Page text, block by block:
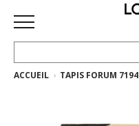
ACCUEIL
ACCUEIL TAPIS FORUM 7194